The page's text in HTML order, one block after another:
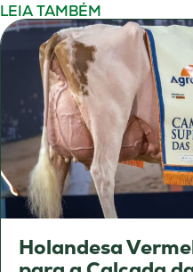
LEIA TAMBÉM
Holandesa